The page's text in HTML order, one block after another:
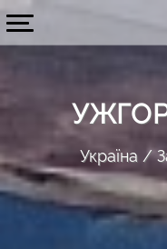
Україна